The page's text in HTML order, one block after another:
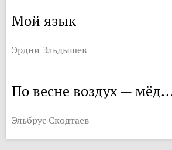
Мой язык
Эрдни Эльдышев
По весне воздух —
Эльбрус Скодтаев